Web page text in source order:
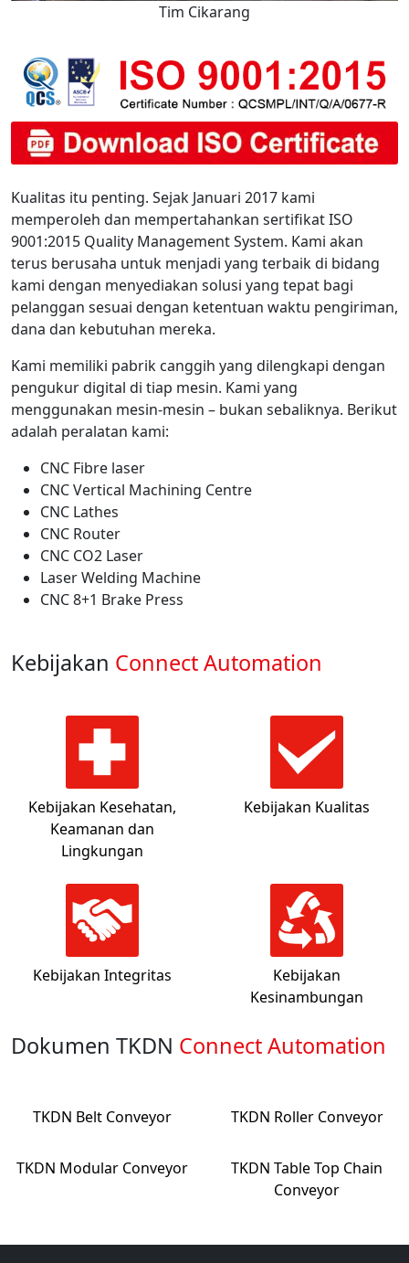
Tim Cikarang
Kualitas itu penting. Sejak Januari 2017 kami
memperoleh dan mempertahankan sertifikat ISO
9001:2015 Quality Management System. Kami akan
terus berusaha untuk menjadi yang terbaik di bidang
kami dengan menyediakan solusi yang tepat bagi
pelanggan sesuai dengan ketentuan waktu pengiriman,
dana dan kebutuhan mereka.
Kami memiliki pabrik canggih yang dilengkapi dengan
pengukur digital di tiap mesin. Kami yang
menggunakan mesin-mesin – bukan sebaliknya. Berikut
adalah peralatan kami:
CNC Fibre laser
CNC Vertical Machining Centre
CNC Lathes
CNC Router
CNC CO2 Laser
Laser Welding Machine
CNC 8+1 Brake Press
Kebijakan Connect Automation
Kebijakan Kesehatan,
Keamanan dan
Lingkungan
Kebijakan Kualitas
Kebijakan Integritas
Kebijakan
Kesinambungan
Dokumen TKDN Connect Automation
TKDN Belt Conveyor TKDN Roller Conveyor
TKDN Modular Conveyor
TKDN Table Top Chain
Conveyor